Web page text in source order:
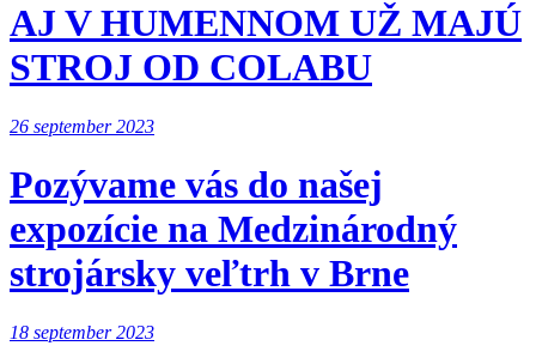
AJ V HUMENNOM UŽ MAJÚ
STROJ OD COLABU
26 september 2023
Pozývame vás do našej
expozície na Medzinárodný
strojársky veľtrh v Brne
18 september 2023